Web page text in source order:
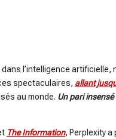
l’intelligence
spectaculaires, allant
au monde. Un pari insensé
The Information, Perplexity a